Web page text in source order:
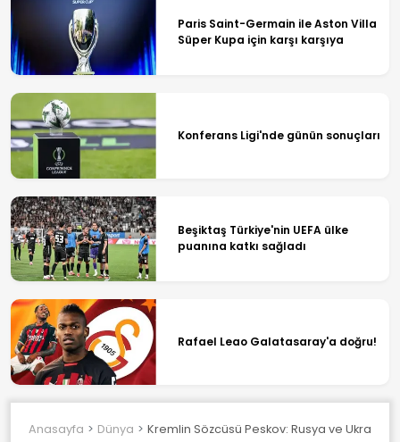
Paris Saint-Germain ile Aston Villa
Süper Kupa için karşı karşıya
Konferans Ligi'nde günün sonuçları
Beşiktaş Türkiye'nin UEFA ülke
puanına katkı sağladı
Rafael Leao Galatasaray'a doğru!
Anasayfa Dünya Kremlin Sözcüsü Peskov: Rusya ve